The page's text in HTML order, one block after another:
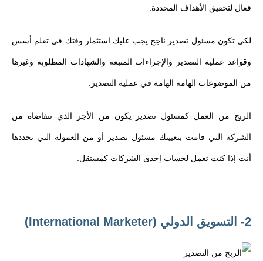
فعال لتحقيق الأهداف المحددة.
لكي تكون مسئول تصدير ناجح يجب عليك استثمار وقتك في تعلم أسس
وقواعد عملية التصدير والإجراءات المتبعة والشهادات المطلوبة وغيرها
من الموضوعات الهامة الهامة في عملية التصدير.
الربح من العمل كمسئول تصدير يكون من الأجر الذي تتقاضاه من
الشركة التي قامت بتعيينك مسئول تصدير أو من العمولة التي تحددها
أنت إذا كنت تعمل لحساب إحدى الشركات كمستقل.
2- التسويق الدولي (International Marketer)